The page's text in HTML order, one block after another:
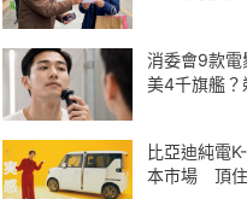
消委會9款
美4千旗艦？
比亞迪純電
本市場 頂